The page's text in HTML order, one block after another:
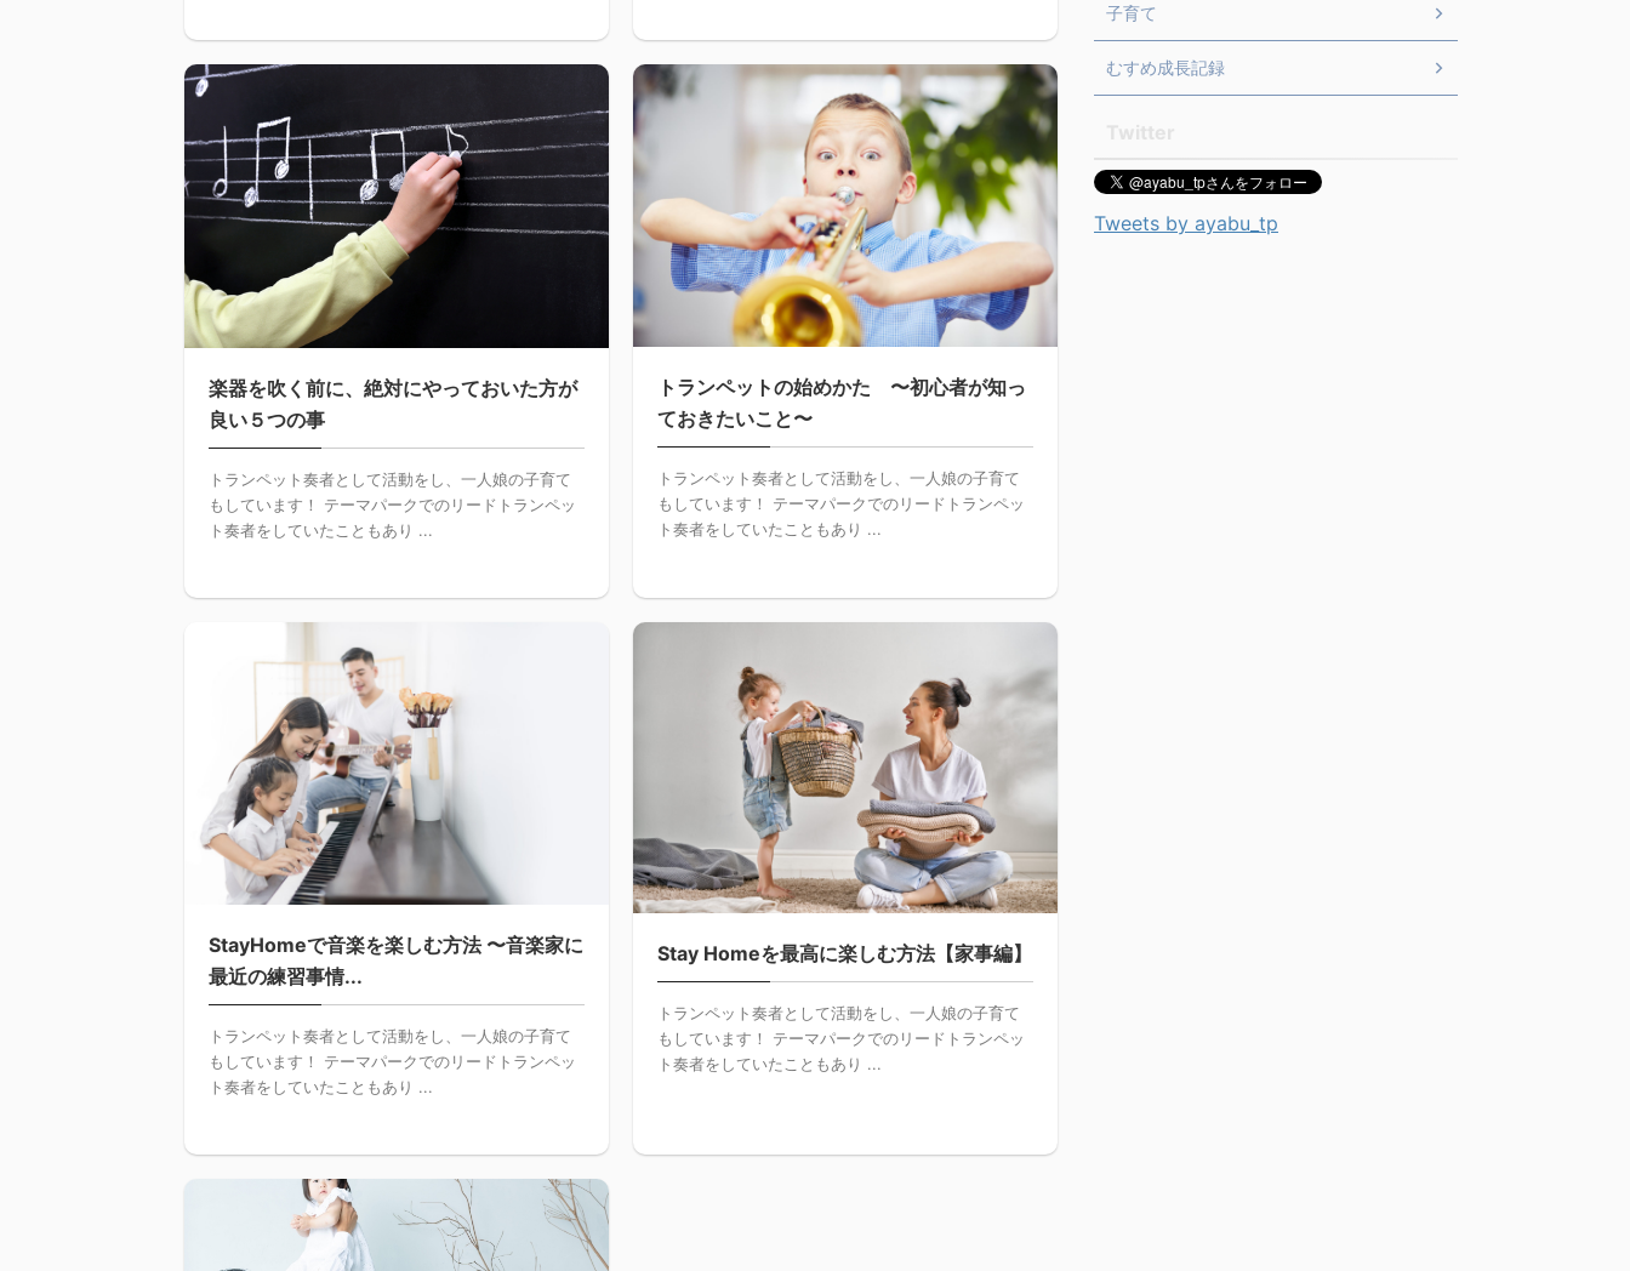
楽器を吹く前に、絶対にやっておいた方が
良い５つの事
トランペット奏者として活動をし、一人娘の子育て
もしています！ テーマパークでのリードトランペッ
ト奏者をしていたこともあり ...
トランペットの始めかた 〜初心者が知っ
ておきたいこと〜
トランペット奏者として活動をし、一人娘の子育て
もしています！ テーマパークでのリードトランペッ
ト奏者をしていたこともあり ...
StayHomeで音楽を楽しむ方法 〜音楽家に
最近の練習事情...
トランペット奏者として活動をし、一人娘の子育て
もしています！ テーマパークでのリードトランペッ
ト奏者をしていたこともあり ...
Stay Homeを最高に楽しむ方法【家事編】
トランペット奏者として活動をし、一人娘の子育て
もしています！ テーマパークでのリードトランペッ
ト奏者をしていたこともあり ...
子育て
むすめ成長記録
Tweets by ayabu_tp